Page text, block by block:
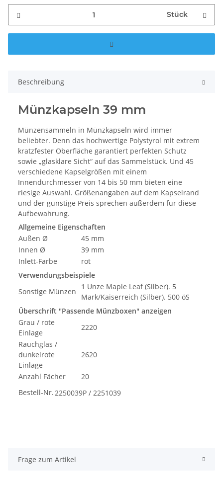
Stück
Beschreibung
Münzkapseln 39 mm
Münzensammeln in Münzkapseln wird immer
beliebter. Denn das hochwertige Polystyrol mit extrem
kratzfester Oberfläche garantiert perfekten Schutz
sowie „glasklare Sicht“ auf das Sammelstück. Und 45
verschiedene Kapselgrößen mit einem
Innendurchmesser von 14 bis 50 mm bieten eine
riesige Auswahl. Größenangaben auf dem Kapselrand
und der günstige Preis sprechen außerdem für diese
Aufbewahrung.
Allgemeine Eigenschaften
Außen Ø
45 mm
Innen Ø
39 mm
Inlett-Farbe
rot
Verwendungsbeispiele
Sonstige Münzen
1 Unze Maple Leaf (Silber). 5
Mark/Kaiserreich (Silber). 500 öS
Überschrift "Passende Münzboxen" anzeigen
Grau / rote
Einlage
2220
Rauchglas /
dunkelrote
Einlage
2620
Anzahl Fächer
20
Bestell-Nr.2250039P / 2251039
Frage zum Artikel